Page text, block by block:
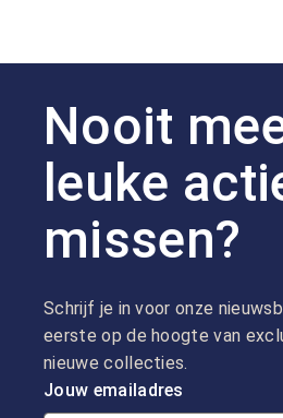
Nooit
leuke
missen?
Schrijf je in voor onze
eerste op de hoogte van
nieuwe collecties.
Jouw emailadres